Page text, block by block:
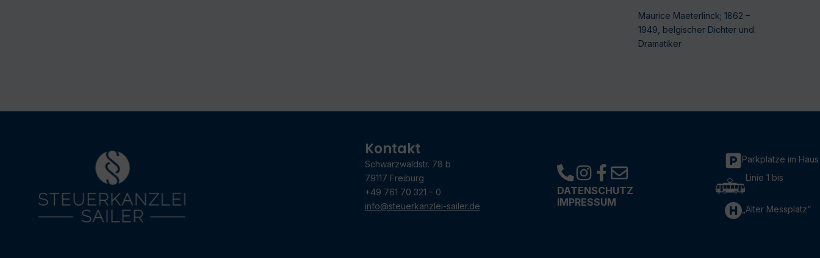
Maurice Maeterlinck; 1862 –
1949, belgischer Dichter und
Dramatiker
Kontakt
Schwarzwaldstr. 78 b
79117 Freiburg
+49 761 70 321 – 0
info@steuerkanzlei-sailer.de
DATENSCHUTZ
IMPRESSUM
Parkplätze im Haus
Linie 1 bis
„Alter Messplatz“